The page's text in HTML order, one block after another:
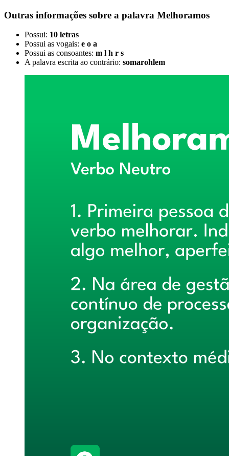
Outras informações sobre a palavra Melhoramos
Possui: 10 letras
Possui as vogais: e o a
Possui as consoantes: m l h r s
A palavra escrita ao contrário: somarohlem